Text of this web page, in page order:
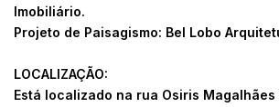
Imobiliário.
Projeto de Paisagismo: Bel Lobo
LOCALIZAÇÃO:
Está localizado na rua Osiris